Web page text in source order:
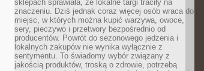
sklepach sprawiała, że lokalne targi traciły na
znaczeniu. Dziś jednak coraz więcej osób wraca do
miejsc, w których można kupić warzywa, owoce,
sery, pieczywo i przetwory bezpośrednio od
producentów. Powrót do sezonowego jedzenia i
lokalnych zakupów nie wynika wyłącznie z
sentymentu. To świadomy wybór związany z
jakością produktów, troską o zdrowie, potrzebą